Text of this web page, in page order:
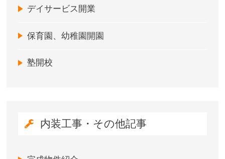
デイサービス開業
保育園、幼稚園開園
塾開校
内装工事・その他記事